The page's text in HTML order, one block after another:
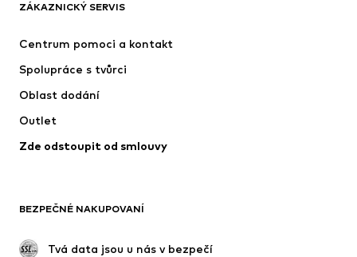
Nové
Bundy
Spodní prádlo
Kabáty
Plavky
Upcyklace
ZÁKAZNICKÝ SERVIS
Centrum pomoci a kontakt
Spolupráce s tvůrci
Oblast dodání
Outlet
Zde odstoupit od smlouvy
BEZPEČNÉ NAKUPOVANÍ
Tvá data jsou u nás v bezpečí